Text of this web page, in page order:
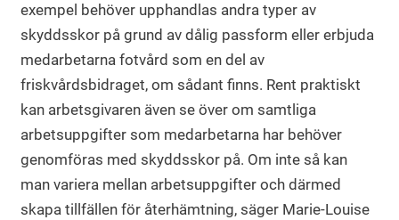
exempel behöver upphandlas andra typer av
skyddsskor på grund av dålig passform eller erbjuda
medarbetarna fotvård som en del av
friskvårdsbidraget, om sådant finns. Rent praktiskt
kan arbetsgivaren även se över om samtliga
arbetsuppgifter som medarbetarna har behöver
genomföras med skyddsskor på. Om inte så kan
man variera mellan arbetsuppgifter och därmed
skapa tillfällen för återhämtning, säger Marie-Louise